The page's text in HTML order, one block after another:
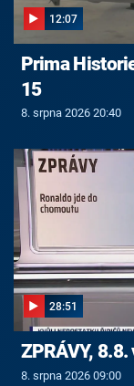
12:07
Prima
15
8. srpna 2026 20:40
28:51
ZPRÁVY,
8. srpna 2026 09:00